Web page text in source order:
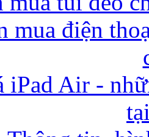
mua điện
iPad Air -